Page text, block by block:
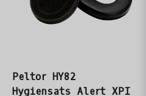
Peltor HY82
Hygiensats Alert XPI